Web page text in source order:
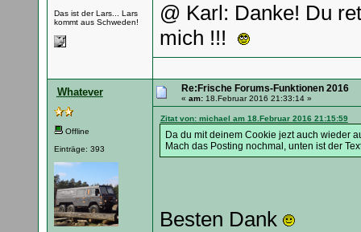
Das ist der Lars... Lars
kommt aus Schweden!
@ Karl: Danke! Du
mich !!!
Whatever
Offline
Einträge: 393
Re:Frische Forums-Funktionen 2016
« am:18.Februar 2016 21:33:14 »
Zitat von: michael am 18.Februar 2016 21:15:59
Da du mit deinem Cookie jezt auch wieder
Mach das Posting nochmal, unten ist der
Besten Dank